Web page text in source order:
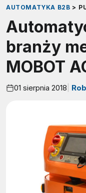
AUTOMATYKA B2B >
branży
MOBOT
01 sierpnia 2018